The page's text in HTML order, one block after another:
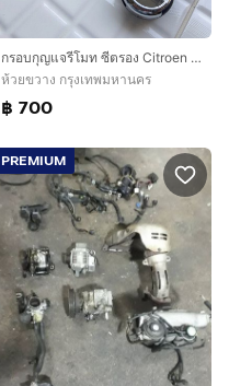
กรอบกุญแจรีโมท ซีตรอง Citroen C1 C2 C3 C4 C5 C8 DS3 DS4 DS5 EVASION XSARA Jumper หัวเกียร์ ออโต้
ห้วยขวาง กรุงเทพมหานคร
฿ 700
PREMIUM